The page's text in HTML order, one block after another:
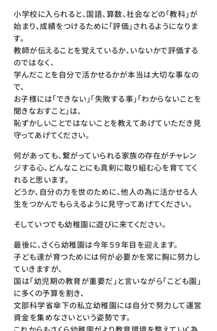
小学校に入られると、国語、算数、社会などの「教科」が
始まり、成績をつけるために「評価」されるようになりま
す。
教師が伝えることを覚えているか、いないかで評価する
のではなく、
学んだことを自分で活かせるかが本当は大切な事なの
で、
お子様には「できない」「失敗する事」「わからないことを
聞きなおすこと」は、
恥ずかしいことではないことを教えてあげていただき見
守ってあげてください。
何があっても、繋がっていられる家族の存在がチャレン
ジする心、どんなことにも真剣に取り組む心を育ててく
れると思います。
どうか、自分の力を世のために、他人の為に活かせる人
生をつかんでもらえるように見守ってあげてください。
そしていつでも幼稚園に遊びに来てください。
最後に、さくら幼稚園は今年５９年目を迎えます。
子ども達が育つためには何が必要かを常に胸に努力し
ていきますが、
国は「幼児期の教育が重要だ」と言いながら「こども園」
に多くの予算を割き、
文部科学省傘下の私立幼稚園には自分で努力して運営
資金を集めなさいという姿勢です。